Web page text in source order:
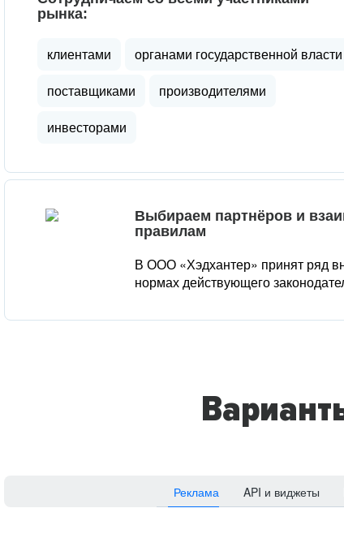
рынка:
клиентами
органами государственной власти
поставщиками
производителями
инвесторами
Выбираем партнёров и
правилам
В ООО «Хэдхантер» принят ряд
нормах действующего
Реклама API и виджеты